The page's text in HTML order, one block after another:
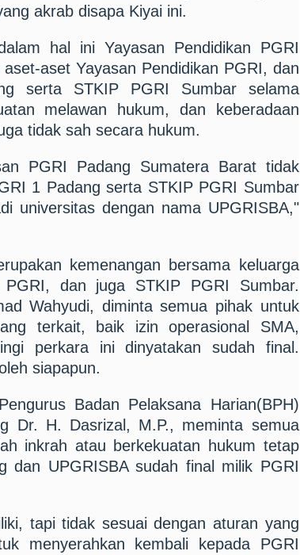
akrab disapa Kiyai ini.
hal ini Yayasan Pendidikan PGRI
aset Yayasan Pendidikan PGRI, dan
serta STKIP PGRI Sumbar selama
melawan hukum, dan keberadaan
tidak sah secara hukum.
PGRI Padang Sumatera Barat tidak
1 Padang serta STKIP PGRI Sumbar
universitas dengan nama UPGRISBA,"
kemenangan bersama keluarga
dan juga STKIP PGRI Sumbar.
Wahyudi, diminta semua pihak untuk
terkait, baik izin operasional SMA,
perkara ini dinyatakan sudah final.
siapapun.
Badan Pelaksana Harian(BPH)
Dr. H. Dasrizal, M.P., meminta semua
inkrah atau berkekuatan hukum tetap
dan UPGRISBA sudah final milik PGRI
tapi tidak sesuai dengan aturan yang
menyerahkan kembali kepada PGRI